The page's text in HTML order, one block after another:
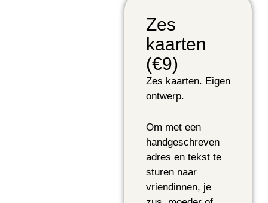
Zes
kaarten
(€9)
Zes kaarten. Eigen
ontwerp.
Om met een
handgeschreven
adres en tekst te
sturen naar
vriendinnen, je